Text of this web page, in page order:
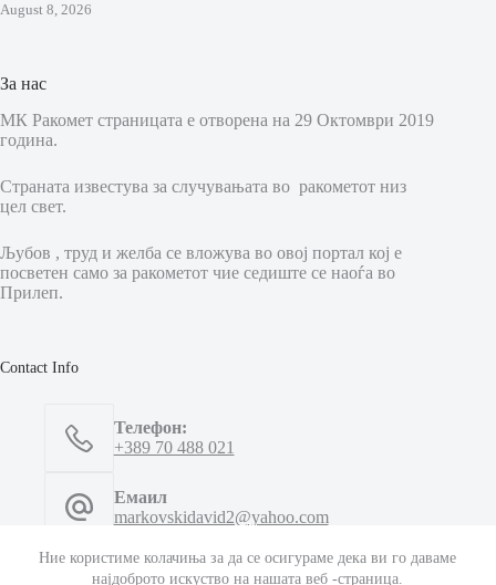
Ние користиме колачиња за да се осигураме дека ви го даваме
најдоброто искуство на нашата веб -страница.
August 8, 2026
За нас
МК Ракомет страницата е отворена на 29 Октомври 2019
година.
Страната известува за случувањата во ракометот низ
цел свет.
Љубов , труд и желба се вложува во овој портал кој е
посветен само за ракометот чие седиште се наоѓа во
Прилеп.
Contact Info
Телефон:
+389 70 488 021
Емаил
markovskidavid2@yahoo.com
Емаил